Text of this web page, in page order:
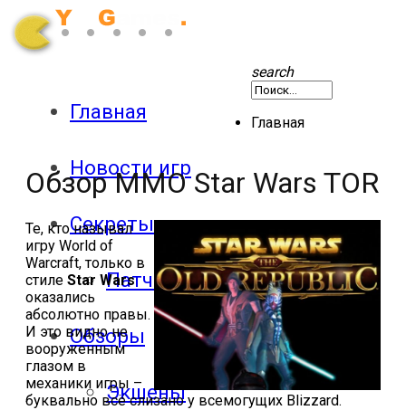
Главная
Новости игр
Секреты
Патчи
Обзоры
Экшены
search
Главная
Обзор ММО Star Wars TOR
Те, кто называл
игру World of
Warcraft, только в
стиле Star Wars
оказались
абсолютно правы.
И это видно не
вооруженным
глазом в
механики игры –
буквально всё слизано у всемогущих Blizzard.